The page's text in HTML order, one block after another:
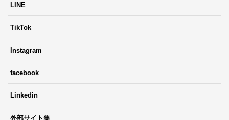
LINE
TikTok
Instagram
facebook
Linkedin
外部サイト集